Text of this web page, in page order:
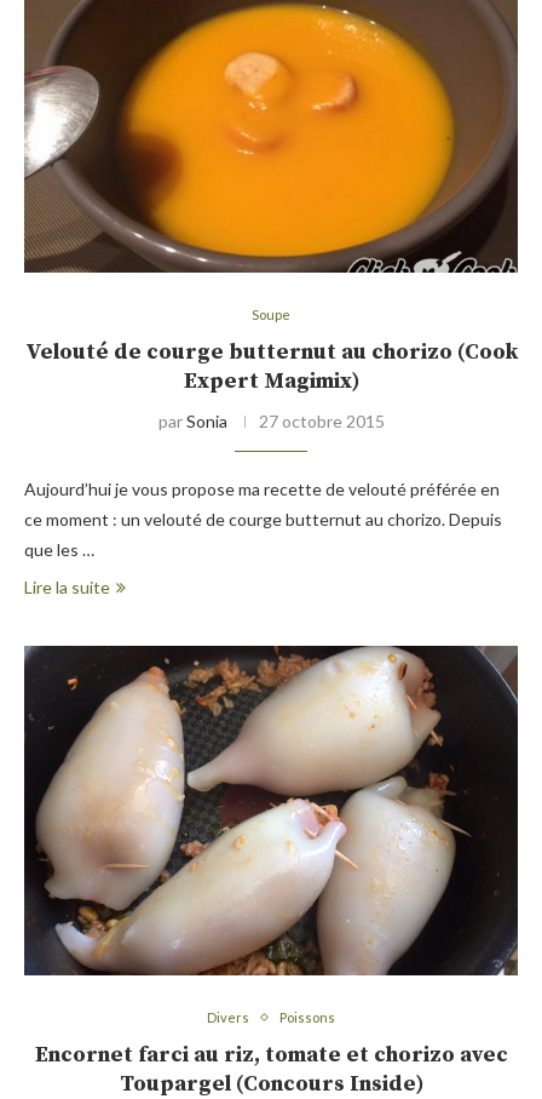
Soupe
Velouté de courge butternut au chorizo (Cook
Expert Magimix)
parSonia 27 octobre 2015
Aujourd’hui je vous propose ma recette de velouté préférée en
ce moment : un velouté de courge butternut au chorizo. Depuis
que les …
Lire la suite
Divers Poissons
Encornet farci au riz, tomate et chorizo avec
Toupargel (Concours Inside)